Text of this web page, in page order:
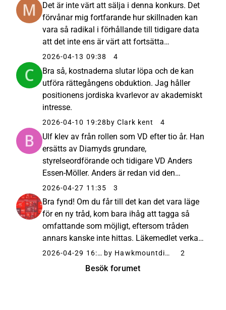
Det är inte värt att sälja i denna konkurs. Det
förvånar mig fortfarande hur skillnaden kan
vara så radikal i förhållande till tidigare data
att det inte ens är värt att fortsätta
forskningen till slutet. Sannolikheten att
tidigare positiva resultat bara var en slump, är
nog ganska...
2026-04-13 09:38 4
Bra så, kostnaderna slutar löpa och de kan
utföra rättegångens obduktion. Jag håller
positionens jordiska kvarlevor av akademiskt
intresse.
2026-04-10 19:28 by Clark kent 4
Ulf klev av från rollen som VD efter tio år. Han
ersätts av Diamyds grundare,
styrelseordförande och tidigare VD Anders
Essen-Möller. Anders är redan vid den
aktningsvärda åldern av 85 år och grundade i
tiden Diamyd efter att hans dotter insjuknat i
typ 1-diabetes. Bakom länken finns...
2026-04-27 11:35 3
Bra fynd! Om du får till det kan det vara läge
för en ny tråd, kom bara ihåg att tagga så
omfattande som möjligt, eftersom tråden
annars kanske inte hittas. Läkemedlet verkar
dock redan vara ganska långt gånget och det
2026-04-29 16:58 by Hawkmountdiver 2
Besök forumet